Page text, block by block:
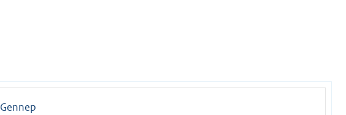
Gennep